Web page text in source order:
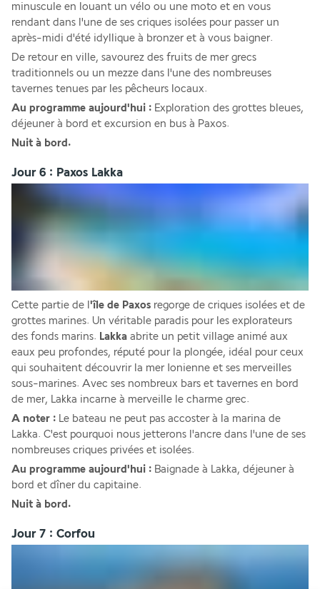
minuscule en louant un vélo ou une moto et en vous
rendant dans l'une de ses criques isolées pour passer un
après-midi d'été idyllique à bronzer et à vous baigner.
De retour en ville, savourez des fruits de mer grecs
traditionnels ou un mezze dans l'une des nombreuses
tavernes tenues par les pêcheurs locaux.
Au programme aujourd'hui : Exploration des grottes bleues,
déjeuner à bord et excursion en bus à Paxos.
Nuit à bord.
Jour 6 : Paxos Lakka
Cette partie de l 'île de Paxos regorge de criques isolées et de
grottes marines. Un véritable paradis pour les explorateurs
des fonds marins. Lakka abrite un petit village animé aux
eaux peu profondes, réputé pour la plongée, idéal pour ceux
qui souhaitent découvrir la mer Ionienne et ses merveilles
sous-marines. Avec ses nombreux bars et tavernes en bord
de mer, Lakka incarne à merveille le charme grec.
A noter : Le bateau ne peut pas accoster à la marina de
Lakka. C'est pourquoi nous jetterons l'ancre dans l'une de ses
nombreuses criques privées et isolées.
Au programme aujourd'hui : Baignade à Lakka, déjeuner à
bord et dîner du capitaine.
Nuit à bord.
Jour 7 : Corfou